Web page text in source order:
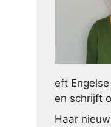
eft
en schrijft
Haar